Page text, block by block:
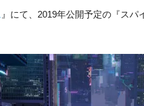
』にて、2019年公開予定の『ス